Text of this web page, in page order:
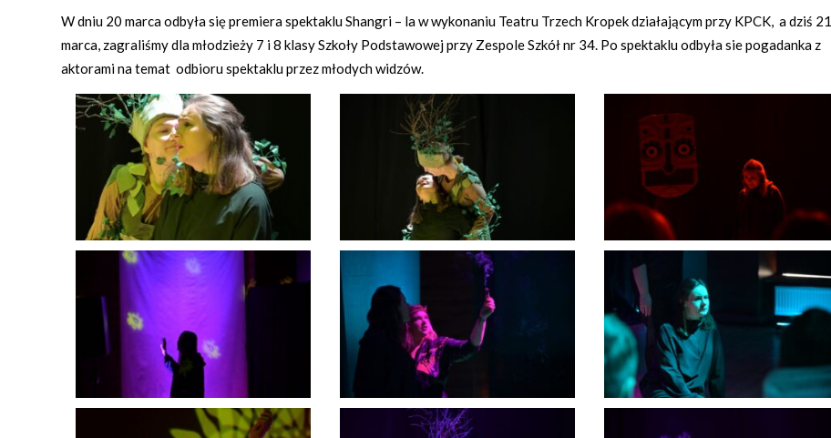
W dniu 20 marca odbyła się premiera spektaklu Shangri – la w wykonaniu Teatru Trzech Kropek działającym przy KPCK, a dziś 21
marca, zagraliśmy dla młodzieży 7 i 8 klasy Szkoły Podstawowej przy Zespole Szkół nr 34. Po spektaklu odbyła sie pogadanka z
aktorami na temat odbioru spektaklu przez młodych widzów.